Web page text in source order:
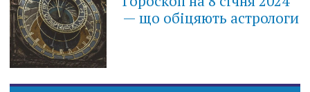
— що обіцяють астрологи